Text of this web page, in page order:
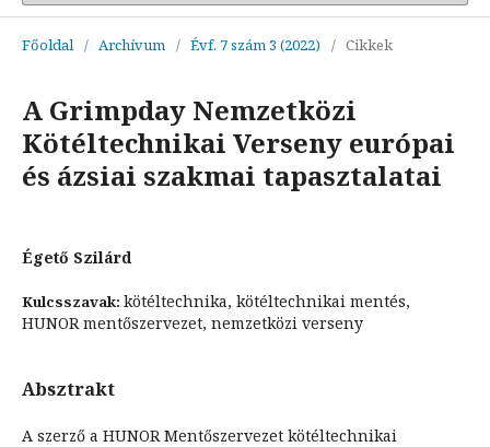
Főoldal / Archívum / Évf. 7 szám 3 (2022) / Cikkek
A Grimpday Nemzetközi
Kötéltechnikai Verseny európai
és ázsiai szakmai tapasztalatai
Égető Szilárd
Kulcsszavak: kötéltechnika, kötéltechnikai mentés,
HUNOR mentőszervezet, nemzetközi verseny
Absztrakt
A szerző a HUNOR Mentőszervezet kötéltechnikai